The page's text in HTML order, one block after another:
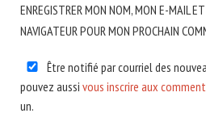
ENREGISTRER MON NOM, MON E-MAIL
NAVIGATEUR POUR MON PROCHAIN
Être notifié par courriel des
pouvez aussi vous inscrire aux
un.